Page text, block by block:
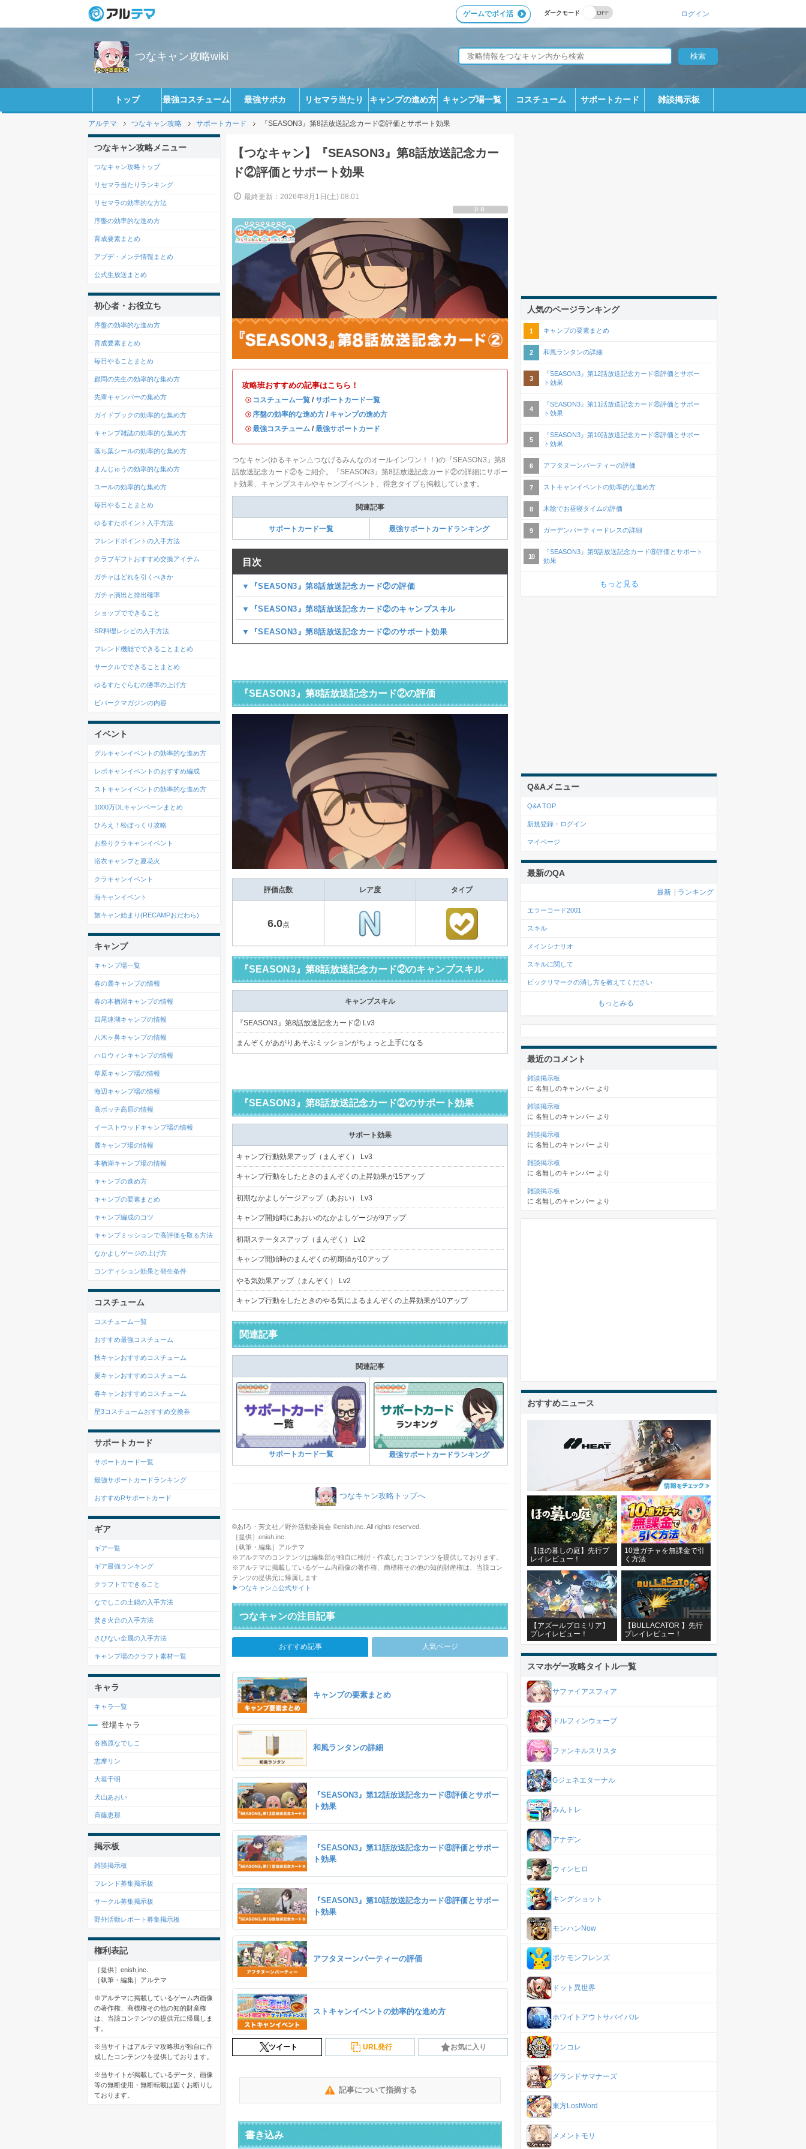
ダークモード
ゲームでポイ活 ログイン
つなキャン攻略wiki
トップ 最強コスチューム 最強サポカ リセマラ当たり キャンプの進め方 キャンプ場一覧 コスチューム サポートカード 雑談掲示板
アルテマ つなキャン攻略 サポートカード 『SEASON3』第8話放送記念カード②評価とサポート効果
【つなキャン】『SEASON3』第8話放送記念カー
ド②評価とサポート効果
最終更新：2026年8月1日(土) 08:01
PR
攻略班おすすめの記事はこちら！
・ コスチューム一覧 / サポートカード一覧
・ 序盤の効率的な進め方 / キャンプの進め方
・最強コスチューム / 最強サポートカード
つなキャン(ゆるキャン△つなげるみんなのオールインワン！！)の『SEASON3』第8
話放送記念カード②をご紹介。『SEASON3』第8話放送記念カード②の詳細にサポー
ト効果、キャンプスキルやキャンプイベント、得意タイプも掲載しています。
関連記事
サポートカード一覧 最強サポートカードランキング
目次
▼『SEASON3』第8話放送記念カード②の評価
▼『SEASON3』第8話放送記念カード②のキャンプスキル
▼『SEASON3』第8話放送記念カード②のサポート効果
『SEASON3』第8話放送記念カード②の評価
評価点数 レア度 タイプ
6.0点
『SEASON3』第8話放送記念カード②のキャンプスキル
キャンプスキル
『SEASON3』第8話放送記念カード② Lv3
まんぞくがあがりあそぶミッションがちょっと上手になる
『SEASON3』第8話放送記念カード②のサポート効果
サポート効果
キャンプ行動効果アップ（まんぞく） Lv3
キャンプ行動をしたときのまんぞくの上昇効果が15アップ
初期なかよしゲージアップ（あおい） Lv3
キャンプ開始時にあおいのなかよしゲージが9アップ
初期ステータスアップ（まんぞく） Lv2
キャンプ開始時のまんぞくの初期値が10アップ
やる気効果アップ（まんぞく） Lv2
キャンプ行動をしたときのやる気によるまんぞくの上昇効果が10アップ
関連記事
関連記事
サポートカード一覧 最強サポートカードランキング
つなキャン攻略トップへ
©あfろ・芳文社／野外活動委員会 ©enish,inc. All rights reserved.
［提供］enish,inc.
［執筆・編集］アルテマ
※アルテマのコンテンツは編集部が独自に検討・作成したコンテンツを提供しております。
※アルテマに掲載しているゲーム内画像の著作権、商標権その他の知的財産権は、当該コン
テンツの提供元に帰属します
▶つなキャン△公式サイト
つなキャンの注目記事
おすすめ記事 人気ページ
キャンプの要素まとめ
和風ランタンの詳細
『SEASON3』第12話放送記念カード⑧評価とサポー
ト効果
『SEASON3』第11話放送記念カード⑧評価とサポー
ト効果
『SEASON3』第10話放送記念カード⑧評価とサポー
ト効果
アフタヌーンパーティーの評価
ストキャンイベントの効率的な進め方
ツイート URL発行 お気に入り
記事について指摘する
書き込み
つなキャン攻略メニュー
つなキャン攻略トップ
リセマラ当たりランキング
リセマラの効率的な方法
序盤の効率的な進め方
育成要素まとめ
アプデ・メンテ情報まとめ
公式生放送まとめ
初心者・お役立ち
序盤の効率的な進め方
育成要素まとめ
毎日やることまとめ
顧問の先生の効率的な集め方
先輩キャンパーの集め方
ガイドブックの効率的な集め方
キャンプ雑誌の効率的な集め方
落ち葉シールの効率的な集め方
まんじゅうの効率的な集め方
ユールの効率的な集め方
毎日やることまとめ
ゆるすたポイント入手方法
フレンドポイントの入手方法
クラブギフトおすすめ交換アイテム
ガチャはどれを引くべきか
ガチャ演出と排出確率
ショップでできること
SR料理レシピの入手方法
フレンド機能でできることまとめ
サークルでできることまとめ
ゆるすたぐらむの勝率の上げ方
ビバークマガジンの内容
イベント
グルキャンイベントの効率的な進め方
レポキャンイベントのおすすめ編成
ストキャンイベントの効率的な進め方
1000万DLキャンペーンまとめ
ひろえ！松ぼっくり攻略
お祭りクラキャンイベント
浴衣キャンプと夏花火
クラキャンイベント
海キャンイベント
旅キャン始まり(RECAMPおだわら)
キャンプ
キャンプ場一覧
春の麓キャンプの情報
春の本栖湖キャンプの情報
四尾連湖キャンプの情報
八木ヶ鼻キャンプの情報
ハロウィンキャンプの情報
草原キャンプ場の情報
海辺キャンプ場の情報
高ボッチ高原の情報
イーストウッドキャンプ場の情報
麓キャンプ場の情報
本栖湖キャンプ場の情報
キャンプの進め方
キャンプの要素まとめ
キャンプ編成のコツ
キャンプミッションで高評価を取る方法
なかよしゲージの上げ方
コンディション効果と発生条件
コスチューム
コスチューム一覧
おすすめ最強コスチューム
秋キャンおすすめコスチューム
夏キャンおすすめコスチューム
春キャンおすすめコスチューム
星3コスチュームおすすめ交換券
サポートカード
サポートカード一覧
最強サポートカードランキング
おすすめRサポートカード
ギア
ギア一覧
ギア最強ランキング
クラフトでできること
なでしこの土鍋の入手方法
焚き火台の入手方法
さびない金属の入手方法
キャンプ場のクラフト素材一覧
キャラ
キャラ一覧
登場キャラ
各務原なでしこ
志摩リン
大垣千明
犬山あおい
斉藤恵那
掲示板
雑談掲示板
フレンド募集掲示板
サークル募集掲示板
野外活動レポート募集掲示板
権利表記
［提供］enish,inc.
［執筆・編集］アルテマ
※アルテマに掲載しているゲーム内画像
の著作権、商標権その他の知的財産権
は、当該コンテンツの提供元に帰属しま
す。
※当サイトはアルテマ攻略班が独自に作
成したコンテンツを提供しております。
※当サイトが掲載しているデータ、画像
等の無断使用・無断転載は固くお断りし
ております。
人気のページランキング
キャンプの要素まとめ
和風ランタンの詳細
『SEASON3』第12話放送記念カード⑧評価とサポー
ト効果
『SEASON3』第11話放送記念カード⑧評価とサポー
ト効果
『SEASON3』第10話放送記念カード⑧評価とサポー
ト効果
アフタヌーンパーティーの評価
ストキャンイベントの効率的な進め方
木陰でお昼寝タイムの評価
ガーデンパーティードレスの詳細
『SEASON3』第9話放送記念カード⑧評価とサポート
効果
もっと見る
Q&Aメニュー
Q&A TOP
新規登録・ログイン
マイページ
最新のQA
最新 ランキング
エラーコード2001
スキル
メインシナリオ
スキルに関して
ビックリマークの消し方を教えてください
もっとみる
最近のコメント
雑談掲示板
に 名無しのキャンパー より
雑談掲示板
に 名無しのキャンパー より
雑談掲示板
に 名無しのキャンパー より
雑談掲示板
に 名無しのキャンパー より
雑談掲示板
に 名無しのキャンパー より
おすすめニュース
【ほの暮しの庭】先行プ
レイレビュー！
10連ガチャを無課金で引
く方法
【アズールプロミリア】
プレイレビュー！
【BULLACATOR 】先行
プレイレビュー！
スマホゲー攻略タイトル一覧
サファイアスフィア
ドルフィンウェーブ
ファンキルスリスタ
Gジェネエターナル
みんトレ
アナデン
ウィンヒロ
キングショット
モンハンNow
ポケモンフレンズ
ドット異世界
ホワイトアウトサバイバル
ワンコレ
グランドサマナーズ
東方LostWord
メメントモリ